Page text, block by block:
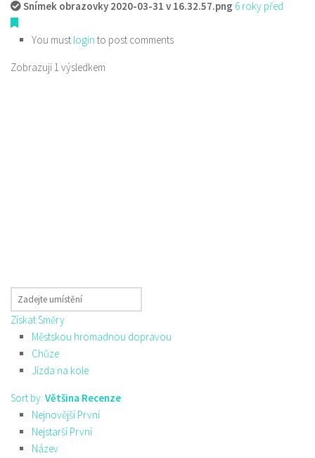
Snímek obrazovky 2020-03-31 v 16.32.57.png 6 roky před
You must login to post comments
Zobrazuji 1 výsledkem
Získat Směry
Městskou hromadnou dopravou
Chůze
Jízda na kole
Sort by: Většina Recenze
Nejnovější První
Nejstarší První
Název